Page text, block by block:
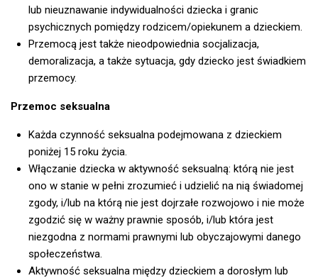
lub nieuznawanie indywidualności dziecka i granic
psychicznych pomiędzy rodzicem/opiekunem a dzieckiem.
Przemocą jest także nieodpowiednia socjalizacja,
demoralizacja, a także sytuacja, gdy dziecko jest świadkiem
przemocy.
Przemoc seksualna
Każda czynność seksualna podejmowana z dzieckiem
poniżej 15 roku życia.
Włączanie dziecka w aktywność seksualną: którą nie jest
ono w stanie w pełni zrozumieć i udzielić na nią świadomej
zgody, i/lub na którą nie jest dojrzałe rozwojowo i nie może
zgodzić się w ważny prawnie sposób, i/lub która jest
niezgodna z normami prawnymi lub obyczajowymi danego
społeczeństwa.
Aktywność seksualna między dzieckiem a dorosłym lub